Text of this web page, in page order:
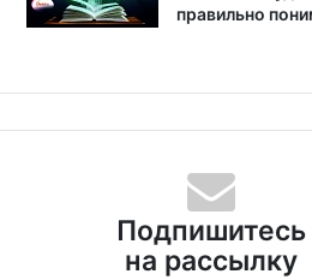
правильно
Подпишитесь
на рассылку